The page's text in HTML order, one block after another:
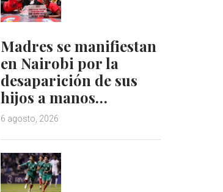
Madres se manifiestan
en Nairobi por la
desaparición de sus
hijos a manos…
6 agosto, 2026